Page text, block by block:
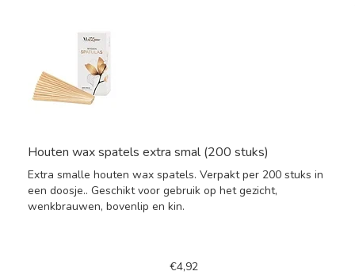
Houten wax spatels extra smal (200 stuks)
Extra smalle houten wax spatels. Verpakt per 200 stuks in
een doosje.. Geschikt voor gebruik op het gezicht,
wenkbrauwen, bovenlip en kin.
€4,92